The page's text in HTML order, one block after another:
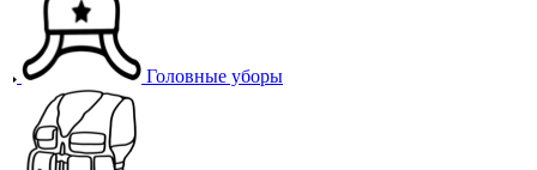
Головные уборы